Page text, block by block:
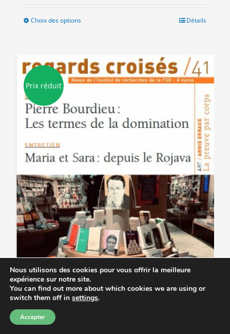
Choix des optionsCe
plusieurs
variations.
Les
être
choisies
page
produit
Détails
Prix réduit
Nous utilisons des cookies pour vous offrir la meilleure
expérience sur notre site.
You can find out more about which cookies we are using or
switch them off in settings.
Accepter